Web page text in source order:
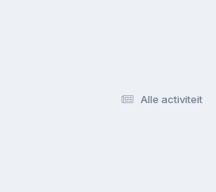
Alle activiteit